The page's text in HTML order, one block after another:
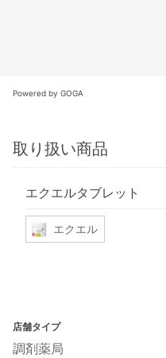
Powered by GOGA
取り扱い商品
エクエルタブレット
エクエル
店舗タイプ
調剤薬局